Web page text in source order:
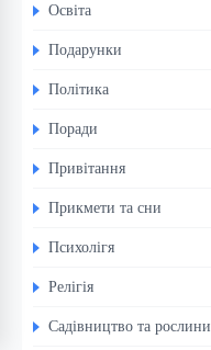
Освіта
Подарунки
Політика
Поради
Привітання
Прикмети та сни
Психолігя
Релігія
Садівництво та рослини